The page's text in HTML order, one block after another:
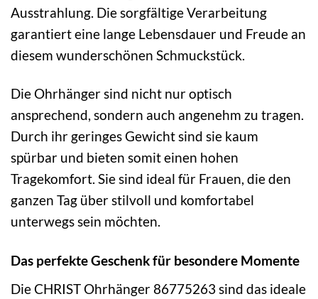
Ausstrahlung. Die sorgfältige Verarbeitung
garantiert eine lange Lebensdauer und Freude an
diesem wunderschönen Schmuckstück.
Die Ohrhänger sind nicht nur optisch
ansprechend, sondern auch angenehm zu tragen.
Durch ihr geringes Gewicht sind sie kaum
spürbar und bieten somit einen hohen
Tragekomfort. Sie sind ideal für Frauen, die den
ganzen Tag über stilvoll und komfortabel
unterwegs sein möchten.
Das perfekte Geschenk für besondere Momente
Die CHRIST Ohrhänger 86775263 sind das ideale